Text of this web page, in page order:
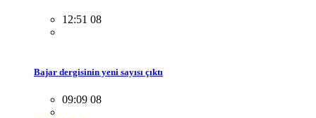
12:51 08
Bajar dergisinin yeni sayısı çıktı
09:09 08